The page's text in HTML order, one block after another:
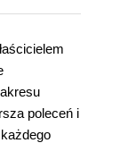
poleceń i